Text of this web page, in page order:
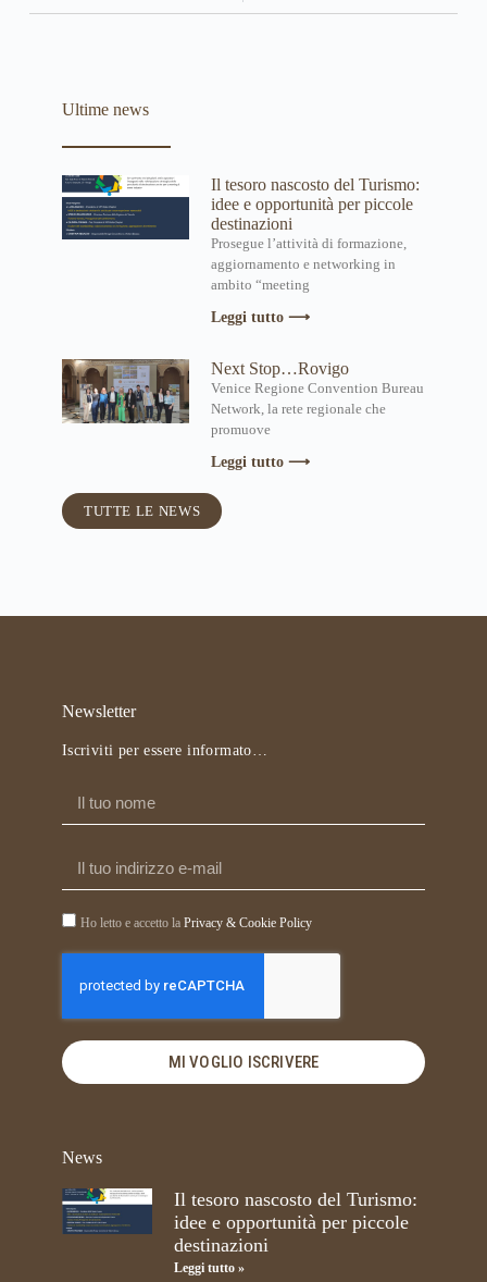
Ultime news
Il tesoro nascosto del Turismo:
idee e opportunità per piccole
destinazioni
Prosegue l’attività di formazione,
aggiornamento e networking in
ambito “meeting
Leggi tutto ⟶
Next Stop…Rovigo
Venice Regione Convention Bureau
Network, la rete regionale che
promuove
Leggi tutto ⟶
TUTTE LE NEWS
News
Il tesoro nascosto del Turismo:
idee e opportunità per piccole
destinazioni
Leggi tutto »
Newsletter
Iscriviti per essere informato…
Ho letto e accetto la Privacy & Cookie Policy
MI VOGLIO ISCRIVERE